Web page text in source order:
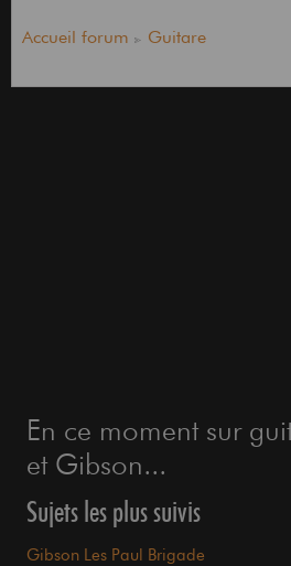
Accueil forum Guitare
En ce moment sur
et Gibson...
Sujets les plus suivis
Gibson Les Paul Brigade